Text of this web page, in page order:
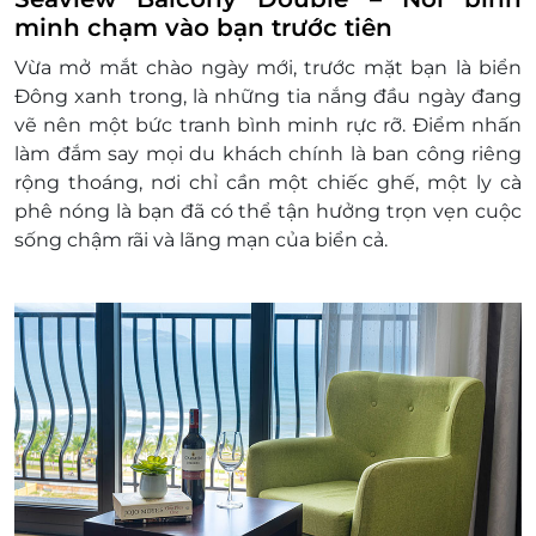
Hotline đặt tour & tư vấn (9h-20h): 1900 2065
Văn phòng HCM: 028 6680 8757
Liên hệ check tình trạng phòng trống trước
khi mua voucher
Điều kiện khác:
Áp dụng 01 e-Voucher/e-Coupon cho 02
khách
Một khách hàng được mua nhiều e-
Voucher/e-Coupon
thành tiền mặt, không trả lại tiền thừa
Không áp dụng đồng thời với chương trình
khuyến mại khác.
minh chạm vào bạn trước tiên
Vừa mở mắt chào ngày mới, trước mặt bạn là biển
Đông xanh trong, là những tia nắng đầu ngày đang
vẽ nên một bức tranh bình minh rực rỡ. Điểm nhấn
làm đắm say mọi du khách chính là ban công riêng
rộng thoáng, nơi chỉ cần một chiếc ghế, một ly cà
phê nóng là bạn đã có thể tận hưởng trọn vẹn cuộc
sống chậm rãi và lãng mạn của biển cả.